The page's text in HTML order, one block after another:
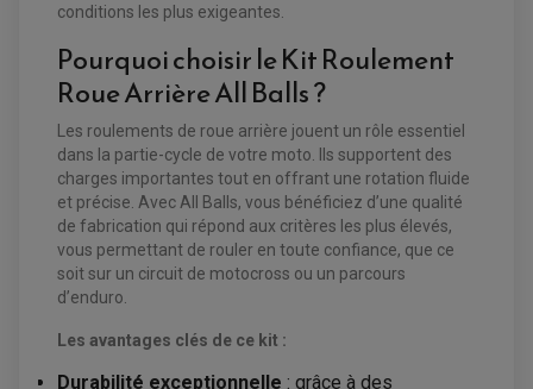
EQUIPEMENT ELECTRIQUE QUAD / SSV
ACCESSOIRES ELECTRIQUE QUAD / SSV
BOITIER CDI QUAD ET SSV
CHARGEUR DE BATTERIE QUAD / SSV
DÉMARREUR
STATOR ET REDRESSEUR / REGULATEUR
conditions les plus exigeantes.
Pourquoi choisir le Kit Roulement
Roue Arrière All Balls ?
Les roulements de roue arrière jouent un rôle essentiel
dans la partie-cycle de votre moto. Ils supportent des
charges importantes tout en offrant une rotation fluide
et précise. Avec All Balls, vous bénéficiez d’une qualité
de fabrication qui répond aux critères les plus élevés,
vous permettant de rouler en toute confiance, que ce
soit sur un circuit de motocross ou un parcours
d’enduro.
Les avantages clés de ce kit :
Durabilité exceptionnelle : grâce à des